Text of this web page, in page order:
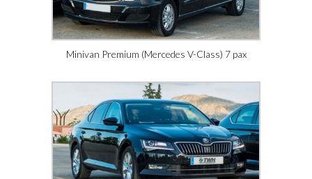
Minivan Premium (Mercedes V-Class) 7 pax